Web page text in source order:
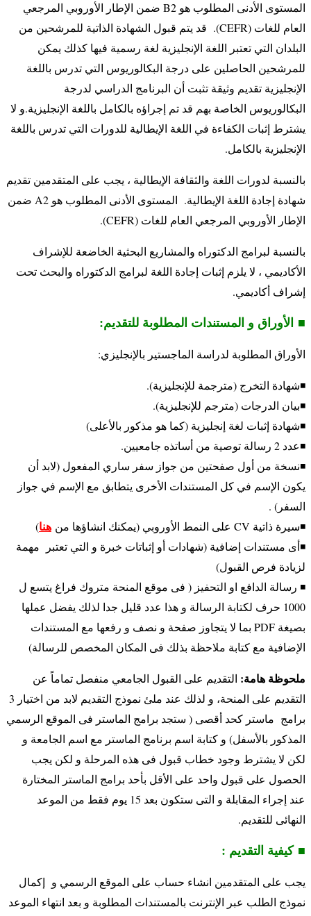
المستوى الأدنى المطلوب هو B2 ضمن الإطار الأوروبي المرجعي
العام للغات (CEFR). قد يتم قبول الشهادة الذاتية للمرشحين من
البلدان التي تعتبر اللغة الإنجليزية لغة رسمية فيها كذلك يمكن
للمرشحين الحاصلين على درجة البكالوريوس التي تدرس باللغة
الإنجليزية تقديم وثيقة تثبت أن البرنامج الدراسي لدرجة
البكالوريوس الخاصة بهم قد تم إجراؤه بالكامل باللغة الإنجليزية.و لا
يشترط إثبات الكفاءة في اللغة الإيطالية للدورات التي تدرس باللغة
الإنجليزية بالكامل.
بالنسبة لدورات اللغة والثقافة الإيطالية ، يجب على المتقدمين تقديم
شهادة إجادة اللغة الإيطالية. المستوى الأدنى المطلوب هو A2 ضمن
الإطار الأوروبي المرجعي العام للغات (CEFR).
بالنسبة لبرامج الدكتوراه والمشاريع البحثية الخاضعة للإشراف
الأكاديمي ، لا يلزم إثبات إجادة اللغة لبرامج الدكتوراه والبحث تحت
إشراف أكاديمي.
■ الأوراق و المستندات المطلوبة للتقديم:
الأوراق المطلوبة لدراسة الماجستير بالإنجليزي:
◾️شهادة التخرج (مترجمة للإنجليزية).
◾️بيان الدرجات (مترجم للإنجليزية).
◾️شهادة إثبات لغة إنجليزية (كما هو مذكور بالأعلى)
◾️عدد 2 رسالة توصية من أساتذه جامعيين.
◾️نسخة من أول صفحتين من جواز سفر ساري المفعول (لابد أن
يكون الإسم في كل المستندات الأخرى يتطابق مع الإسم في جواز
السفر) .
◾️سيرة ذاتية CV على النمط الأوروبي (يمكنك انشاؤها من
هنا)
◾️أى مستندات إضافية (شهادات أو إثباتات خبرة و التي تعتبر مهمة
لزيادة فرص القبول)
◾️ رسالة الدافع او التحفيز ( فى موقع المنحة متروك فراغ يتسع ل
1000 حرف لكتابة الرسالة و هذا عدد قليل جدا لذلك يفضل عملها
بصيغة PDF بما لا يتجاوز صفحة و نصف و رفعها مع المستندات
الإضافية مع كتابة ملاحظة بذلك فى المكان المخصص للرسالة)
ملحوظة هامة: التقديم على القبول الجامعي منفصل تماماً عن
التقديم على المنحة، و لذلك عند ملئ نموذج التقديم لابد من اختيار 3
برامج ماستر كحد أقصى ( ستجد برامج الماستر فى الموقع الرسمي
المذكور بالأسفل) و كتابة اسم برنامج الماستر مع اسم الجامعة و
لكن لا يشترط وجود خطاب قبول فى هذه المرحلة و لكن يجب
الحصول على قبول واحد على الأقل بأحد برامج الماستر المختارة
عند إجراء المقابلة و التى ستكون بعد 15 يوم فقط من الموعد
النهائى للتقديم.
■ كيفية التقديم :
يجب على المتقدمين انشاء حساب على الموقع الرسمي و إكمال
نموذج الطلب عبر الإنترنت بالمستندات المطلوبة و بعد انتهاء الموعد